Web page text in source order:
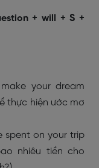
+ will + S +
your dream
thực hiện ước mơ
spent on your trip
nhiêu tiền cho